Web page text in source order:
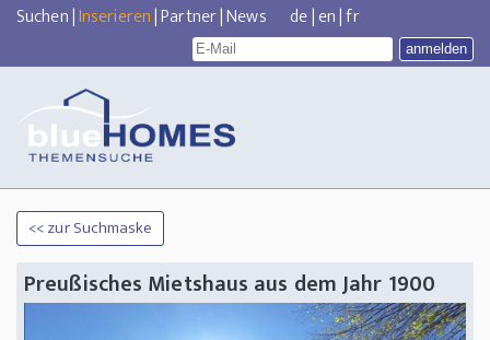
Suchen|Inserieren|Partner|News de|en|fr
<< zur Suchmaske
Preußisches Mietshaus aus dem Jahr 1900